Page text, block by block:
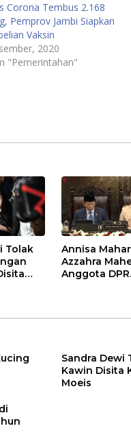
Corona Tembus 2.168
Pemprov Jambi Siapkan
Vaksin
2020
"Pemerintahan"
Tolak
Annisa
Azzahra
Anggota DPR
Sandra Dewi
Kawin Disita
Moeis